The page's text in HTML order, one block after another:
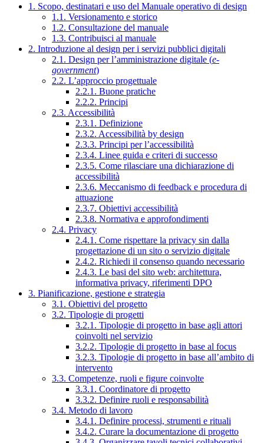
1. Scopo, destinatari e uso del Manuale operativo di design
1.1. Versionamento e storico
1.2. Consultazione del manuale
1.3. Contribuisci al manuale
2. Introduzione al design per i servizi pubblici digitali
2.1. Design per l’amministrazione digitale (e-
government)
2.2. L’approccio progettuale
2.2.1. Buone pratiche
2.2.2. Principi
2.3. Accessibilità
2.3.1. Definizione
2.3.2. Accessibilità by design
2.3.3. Principi per l’accessibilità
2.3.4. Linee guida e criteri di successo
2.3.5. Come rilasciare una dichiarazione di
accessibilità
2.3.6. Meccanismo di feedback e procedura di
attuazione
2.3.7. Obiettivi accessibilità
2.3.8. Normativa e approfondimenti
2.4. Privacy
2.4.1. Come rispettare la privacy sin dalla
progettazione di un sito o servizio digitale
2.4.2. Richiedi il consenso quando necessario
2.4.3. Le basi del sito web: architettura,
informativa privacy, riferimenti DPO
3. Pianificazione, gestione e strategia
3.1. Obiettivi del progetto
3.2. Tipologie di progetti
3.2.1. Tipologie di progetto in base agli attori
coinvolti nel servizio
3.2.2. Tipologie di progetto in base al focus
3.2.3. Tipologie di progetto in base all’ambito di
intervento
3.3. Competenze, ruoli e figure coinvolte
3.3.1. Coordinatore di progetto
3.3.2. Definire ruoli e responsabilità
3.4. Metodo di lavoro
3.4.1. Definire processi, strumenti e rituali
3.4.2. Curare la documentazione di progetto